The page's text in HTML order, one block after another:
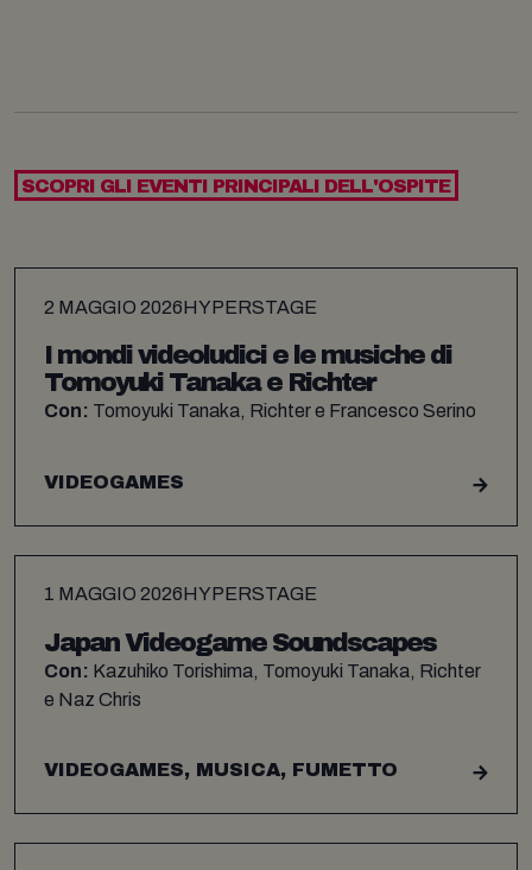
SCOPRI GLI EVENTI PRINCIPALI DELL'OSPITE
2 MAGGIO 2026HYPERSTAGE
I mondi videoludici e le musiche di
Tomoyuki Tanaka e Richter
Con: Tomoyuki Tanaka, Richter e Francesco Serino
VIDEOGAMES
1 MAGGIO 2026HYPERSTAGE
Japan Videogame Soundscapes
Con: Kazuhiko Torishima, Tomoyuki Tanaka, Richter
e Naz Chris
VIDEOGAMES, MUSICA, FUMETTO